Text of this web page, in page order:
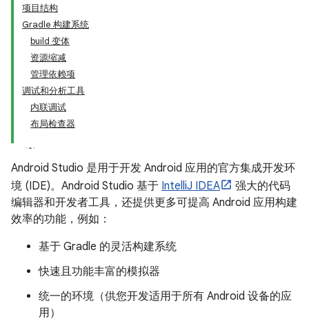
项目结构
Gradle 构建系统
build 变体
资源缩减
管理依赖项
调试和分析工具
内联调试
布局检查器
Android Studio 是用于开发 Android 应用的官方集成开发环
境 (IDE)。Android Studio 基于 IntelliJ IDEA
强大的代码
编辑器和开发者工具，还提供更多可提高 Android 应用构建
效率的功能，例如：
基于 Gradle 的灵活构建系统
快速且功能丰富的模拟器
统一的环境（供您开发适用于所有 Android 设备的应
用）